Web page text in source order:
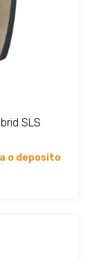
SLS
o deposito